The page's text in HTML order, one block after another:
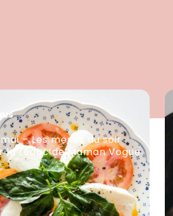
– Les menus du soir
la rédac’de Maman Vogue